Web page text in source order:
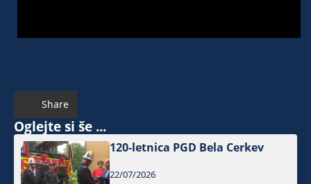
Share
Oglejte si še ...
120-letnica PGD Bela Cerkev
22/07/2026